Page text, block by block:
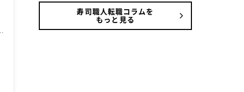
寿司職人転職コラムを
もっと見る